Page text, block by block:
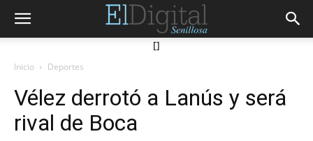
[]
Inicio Deportes
Vélez derrotó a Lanús y será
rival de Boca